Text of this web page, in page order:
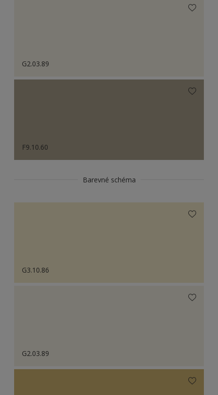
G2.03.89
F9.10.60
Barevné schéma
G3.10.86
G2.03.89